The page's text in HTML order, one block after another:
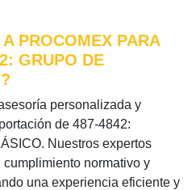
PROCOMEX PARA
GRUPO DE
personalizada y
de 487-4842:
Nuestros expertos
normativo y
una experiencia eficiente y